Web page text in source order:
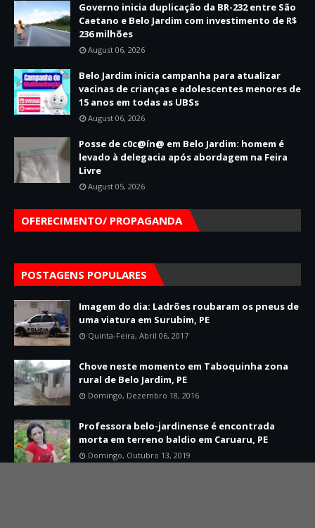
Governo inicia duplicação da BR-232 entre São
Caetano e Belo Jardim com investimento de R$
236 milhões
August 06, 2026
Belo Jardim inicia campanha para atualizar
vacinas de crianças e adolescentes menores de
15 anos em todas as UBSs
August 06, 2026
Posse de c0c@ín@ em Belo Jardim: homem é
levado à delegacia após abordagem na Feira
Livre
August 05, 2026
OFERECIMENTO/ PROPAGANDA
POSTAGENS POPULARES
Imagem do dia: Ladrões roubaram os pneus de
uma viatura em Surubim, PE
Quinta-Feira, Abril 06, 2017
Chove neste momento em Taboquinha zona
rural de Belo Jardim, PE
Domingo, Dezembro 18, 2016
Professora belo-jardinense é encontrada
morta em terreno baldio em Caruaru, PE
Domingo, Outubro 13, 2019